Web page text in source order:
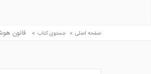
صفحه اصلی » جستوی کتاب » قانون